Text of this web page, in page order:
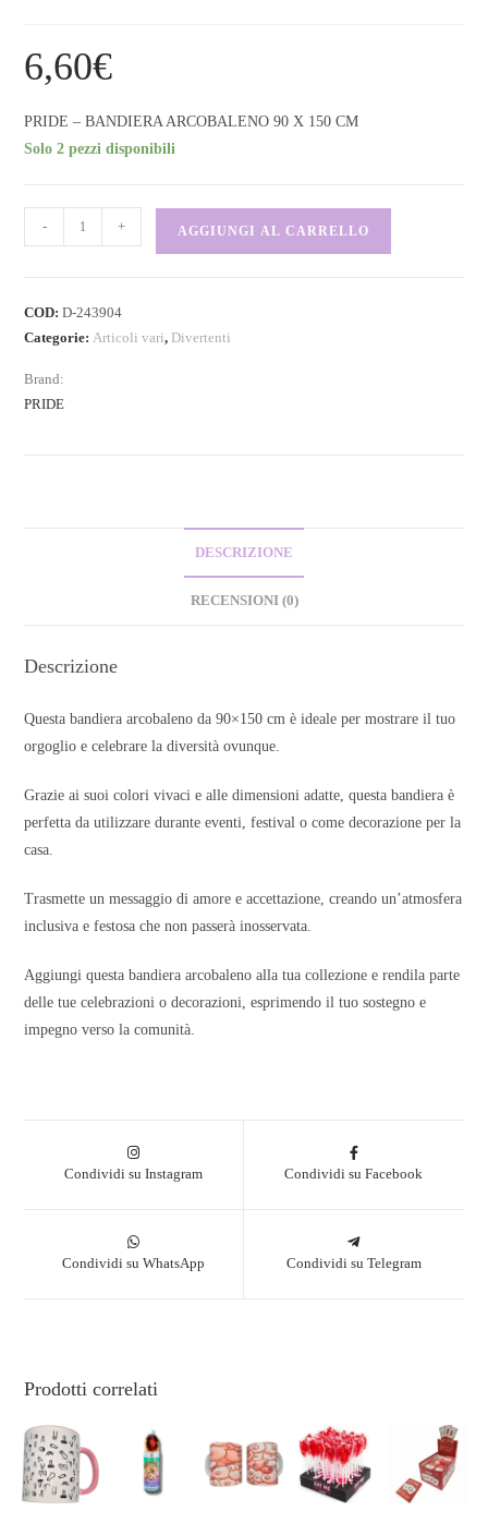
6,60€
PRIDE – BANDIERA ARCOBALENO 90 X 150 CM
Solo 2 pezzi disponibili
- + AGGIUNGI AL CARRELLO
COD:D-243904
Categorie:Articoli vari, Divertenti
Brand:
PRIDE
DESCRIZIONE
RECENSIONI (0)
Descrizione
Questa bandiera arcobaleno da 90×150 cm è ideale per mostrare il tuo
orgoglio e celebrare la diversità ovunque.
Grazie ai suoi colori vivaci e alle dimensioni adatte, questa bandiera è
perfetta da utilizzare durante eventi, festival o come decorazione per la
casa.
Trasmette un messaggio di amore e accettazione, creando un’atmosfera
inclusiva e festosa che non passerà inosservata.
Aggiungi questa bandiera arcobaleno alla tua collezione e rendila parte
delle tue celebrazioni o decorazioni, esprimendo il tuo sostegno e
impegno verso la comunità.
Condividi su Instagram Condividi su Facebook
Condividi su WhatsApp Condividi su Telegram
Prodotti correlati